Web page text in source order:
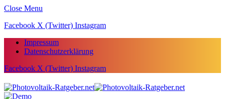
Close Menu
Facebook X (Twitter) Instagram
Impressum
Datenschutzerklärung
Facebook X (Twitter) Instagram